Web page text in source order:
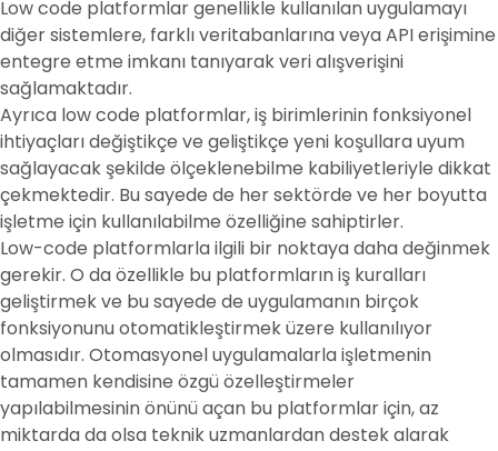
Low code platformlar genellikle kullanılan uygulamayı
diğer sistemlere, farklı veritabanlarına veya API erişimine
entegre etme imkanı tanıyarak veri alışverişini
sağlamaktadır.
Ayrıca low code platformlar, iş birimlerinin fonksiyonel
ihtiyaçları değiştikçe ve geliştikçe yeni koşullara uyum
sağlayacak şekilde ölçeklenebilme kabiliyetleriyle dikkat
çekmektedir. Bu sayede de her sektörde ve her boyutta
işletme için kullanılabilme özelliğine sahiptirler.
Low-code platformlarla ilgili bir noktaya daha değinmek
gerekir. O da özellikle bu platformların iş kuralları
geliştirmek ve bu sayede de uygulamanın birçok
fonksiyonunu otomatikleştirmek üzere kullanılıyor
olmasıdır. Otomasyonel uygulamalarla işletmenin
tamamen kendisine özgü özelleştirmeler
yapılabilmesinin önünü açan bu platformlar için, az
miktarda da olsa teknik uzmanlardan destek alarak